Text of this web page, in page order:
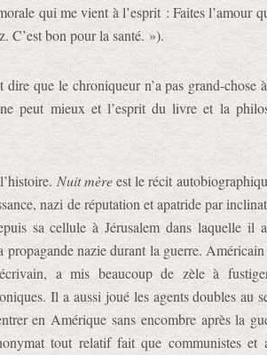
qui me vient à l’esprit : Faites l’amour
C’est bon pour la santé. »).
dire que le chroniqueur n’a pas grand-chose
peut mieux et l’esprit du livre et la
Nuit mèreest le récit
nazi de réputation et apatride par
sa cellule à Jérusalem dans laquelle il
nazie durant la guerre.
a mis beaucoup de zèle à
Il a aussi joué les agents doubles au
en Amérique sans encombre après la
tout relatif fait que communistes et